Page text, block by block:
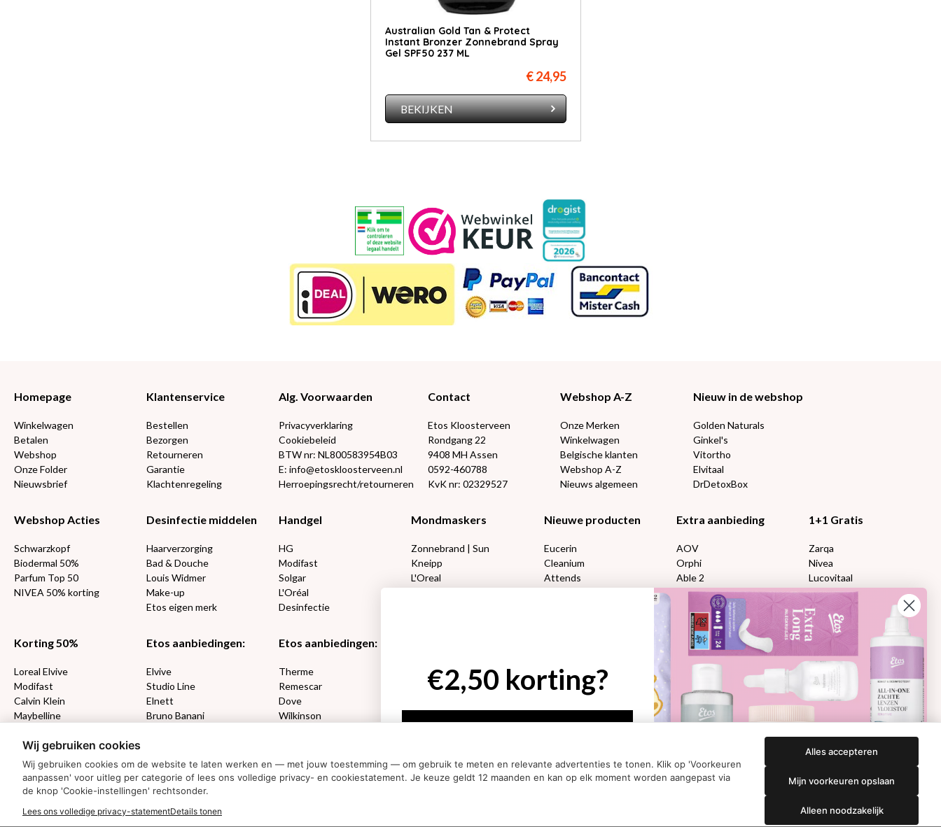
Australian Gold Tan & Protect
Instant Bronzer Zonnebrand Spray
Gel SPF50 237 ML
€ 24,95
BEKIJKEN
Homepage
Winkelwagen
Betalen
Webshop
Onze Folder
Nieuwsbrief
Klantenservice
Bestellen
Bezorgen
Retourneren
Garantie
Klachtenregeling
Alg. Voorwaarden
Privacyverklaring
Cookiebeleid
BTW nr: NL800583954B03
E: info@etoskloosterveen.nl
Herroepingsrecht/retourneren
Contact
Etos Kloosterveen
Rondgang 22
9408 MH Assen
0592-460788
KvK nr: 02329527
Webshop A-Z
Onze Merken
Winkelwagen
Belgische klanten
Webshop A-Z
Nieuws algemeen
Nieuw in de webshop
Golden Naturals
Ginkel's
Vitortho
Elvitaal
DrDetoxBox
Webshop Acties
Schwarzkopf
Biodermal 50%
Parfum Top 50
NIVEA 50% korting
Desinfectie middelen
Haarverzorging
Bad & Douche
Louis Widmer
Make-up
Etos eigen merk
Handgel
HG
Modifast
Solgar
L'Oréal
Desinfectie
Mondmaskers
Zonnebrand | Sun
Kneipp
L'Oreal
Nieuwe producten
Eucerin
Cleanium
Attends
Extra aanbieding
AOV
Orphi
Able 2
Florame
Proviform
1+1 Gratis
Zarqa
Nivea
Lucovitaal
Kneipp
Therme
Korting 50%
Loreal Elvive
Modifast
Calvin Klein
Maybelline
Etos aanbiedingen:
Elvive
Studio Line
Elnett
Bruno Banani
Etos aanbiedingen:
Therme
Remescar
Dove
Wilkinson
Neutrogena
RoC
L’Oréal make-up
Etos bad en douche
Etos aanbiedingen:
Gezichtsverzorging
Wella
DETOXEN
Always
Libresse
Gliss Kur
Etos maandlenzen
MONDKAPJES
NIVEA SUN
VISION SUN
Ambre Solaire
Wij gebruiken cookies
Wij gebruiken cookies om de website te laten werken en — met jouw toestemming — om gebruik te meten en relevante advertenties te tonen. Klik op 'Voorkeuren
aanpassen' voor uitleg per categorie of lees ons volledige privacy- en cookiestatement. Je keuze geldt 12 maanden en kan op elk moment worden aangepast via
de knop 'Cookie-instellingen' rechtsonder.
Lees ons volledige privacy-statementDetails tonen
Alles accepteren
Mijn voorkeuren opslaan
Alleen noodzakelijk
€2,50 korting?
Nee dankjewel